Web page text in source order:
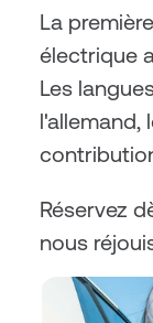
La
électrique
Les
l'allemand,
Réservez
nous